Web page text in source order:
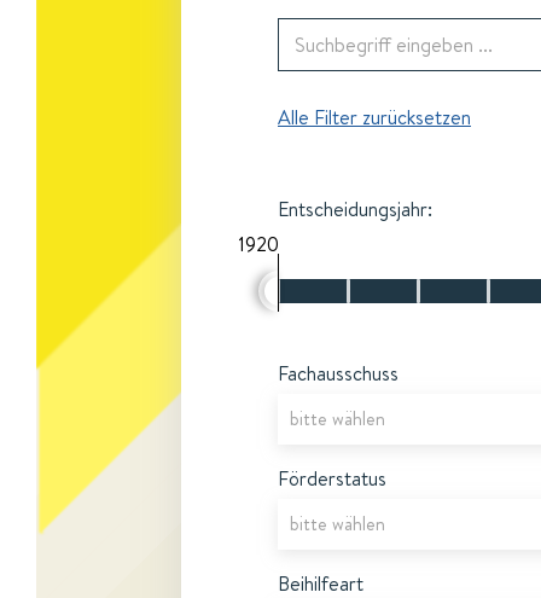
Alle Filter zurücksetzen
Entscheidungsjahr:
1920
Fachausschuss
Förderstatus
Beihilfeart